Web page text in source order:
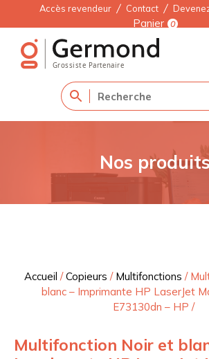
Accès revendeur Contact
Panier 0
Nos
Accueil /Copieurs / Multifonctions /
blanc – Imprimante HP LaserJet
E73130dn – HP /
Multifonction Noir et